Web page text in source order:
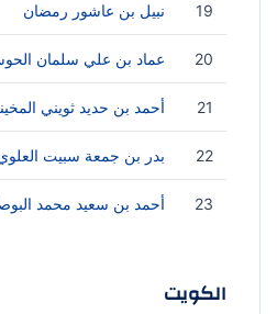
19 نبيل بن عاشور رمضان
20 عماد بن علي سلمان
21 أحمد بن حديد ثويني
22 بدر بن جمعة سبيت
23 أحمد بن سعيد محمد
الكويت